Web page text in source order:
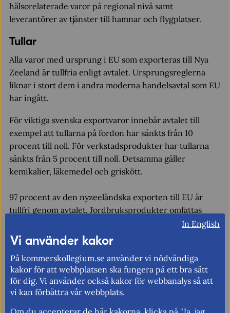
hälsorelaterade varor på regional nivå samt
leverantörer av tjänster till hamnar och flygplatser.
Tullar
Alla varor med ursprung i EU som exporteras till Nya
Zeeland är tullfria enligt avtalet. Ursprungsreglerna
liknar i stort dem i andra moderna handelsavtal som EU
har ingått.
För viktiga svenska exportvaror innebär avtalet till
exempel att tullarna på fordon har sänkts från 10
procent till noll. För verkstadsprodukter har tullarna
sänkts från 5 procent till noll. Detsamma gäller
kemikalier, läkemedel och griskött.
97 procent av den nyzeeländska exporten till EU är
tullfri genom avtalet. Jordbruksprodukter omfattas
dock av särskilda kvoter. Import av vin till EU är tullfri,
och avtalet innehåller även ett särskilt vinannex. För
kvoter kopplade till ursprungsregler.
Tjänstehandel
In English
Vi använder kakor
På kommerskollegium.se använder vi nödvändiga
kakor för att webbplatsen ska fungera på ett bra sätt
för dig. Vi använder också kakor för webbanalys så att
vi kan förbättra vår webbplats.